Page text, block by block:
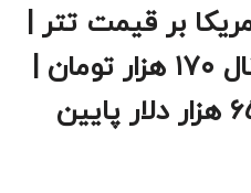
بر قیمت تتر |
سقوط تتر تا کف کانال ۱۷۰ هزار تومان |
بیت‌کوین تا میانه ۶۵ هزار دلار پایین